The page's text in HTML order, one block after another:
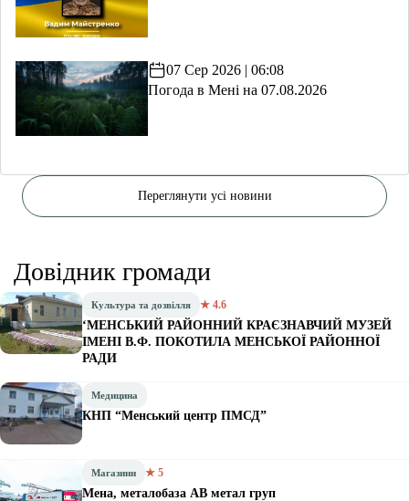
07 Сер 2026 | 06:08
Погода в Мені на 07.08.2026
Переглянути усі новини
Довідник громади
Культура та дозвілля ★ 4.6
‘МЕНСЬКИЙ РАЙОННИЙ КРАЄЗНАВЧИЙ МУЗЕЙ
ІМЕНІ В.Ф. ПОКОТИЛА МЕНСЬКОЇ РАЙОННОЇ
РАДИ
Медицина
КНП “Менський центр ПМСД”
Магазини ★ 5
Мена, металобаза АВ метал груп